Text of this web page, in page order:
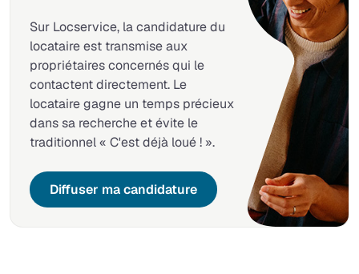
Sur Locservice, la candidature du
locataire est transmise aux
propriétaires concernés qui le
contactent directement. Le
locataire gagne un temps précieux
dans sa recherche et évite le
traditionnel « C'est déjà loué ! ».
Diffuser ma candidature